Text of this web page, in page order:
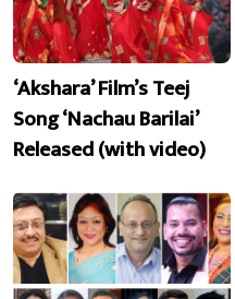
‘Akshara’ Film’s Teej
Song ‘Nachau Barilai’
Released (with video)